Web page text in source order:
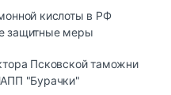
кислоты в РФ
защитные меры
Псковской таможни
"Бурачки"